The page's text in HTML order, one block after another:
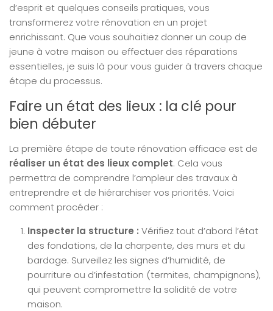
d’esprit et quelques conseils pratiques, vous
transformerez votre rénovation en un projet
enrichissant. Que vous souhaitiez donner un coup de
jeune à votre maison ou effectuer des réparations
essentielles, je suis là pour vous guider à travers chaque
étape du processus.
Faire un état des lieux : la clé pour
bien débuter
La première étape de toute rénovation efficace est de
réaliser un état des lieux complet. Cela vous
permettra de comprendre l’ampleur des travaux à
entreprendre et de hiérarchiser vos priorités. Voici
comment procéder :
Inspecter la structure : Vérifiez tout d’abord l’état
des fondations, de la charpente, des murs et du
bardage. Surveillez les signes d’humidité, de
pourriture ou d’infestation (termites, champignons),
qui peuvent compromettre la solidité de votre
maison.